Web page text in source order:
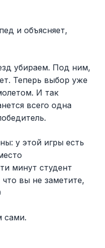
и объясняет,
убираем. Под ним,
Теперь выбор уже
И так
всего одна
у этой игры есть
минут студент
вы не заметите,
сами.